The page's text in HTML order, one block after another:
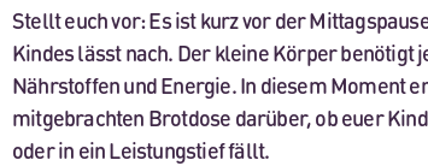
Stellt euch vor: Es ist kurz vor der
Kindes lässt nach. Der kleine Körper benötigt
Nährstoffen und Energie. In diesem Moment
mitgebrachten Brotdose darüber, ob euer
oder in ein Leistungstief fällt.